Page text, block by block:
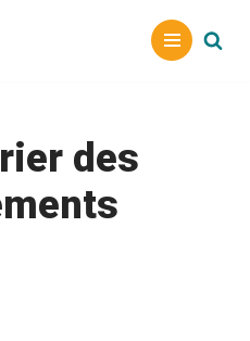
des